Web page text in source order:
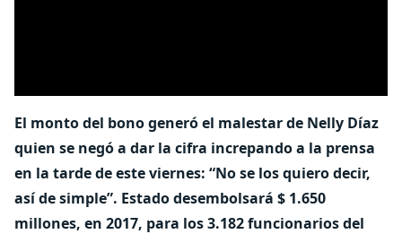
El monto del bono generó el malestar de Nelly Díaz
quien se negó a dar la cifra increpando a la prensa
en la tarde de este viernes: “No se los quiero decir,
así de simple”. Estado desembolsará $ 1.650
millones, en 2017, para los 3.182 funcionarios del